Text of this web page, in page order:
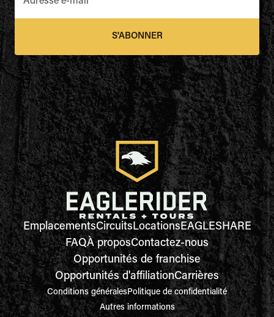
S'ABONNER
EmplacementsCircuitsLocationsEAGLESHARE
FAQÀ proposContactez-nous
Opportunités de franchise
Opportunités d'affiliationCarrières
Conditions généralesPolitique de confidentialité
Autres informations